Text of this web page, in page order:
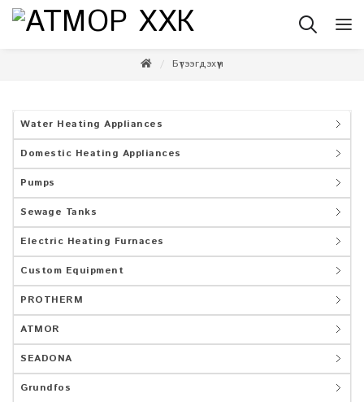
Бүтээгдэхүүн
Water Heating Appliances
Domestic Heating Appliances
Pumps
Sewage Tanks
Electric Heating Furnaces
Custom Equipment
PROTHERM
ATMOR
SEADONA
Grundfos